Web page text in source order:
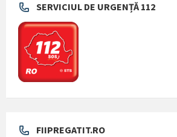
SERVICIUL DE URGENȚĂ 112
FIIPREGATIT.RO